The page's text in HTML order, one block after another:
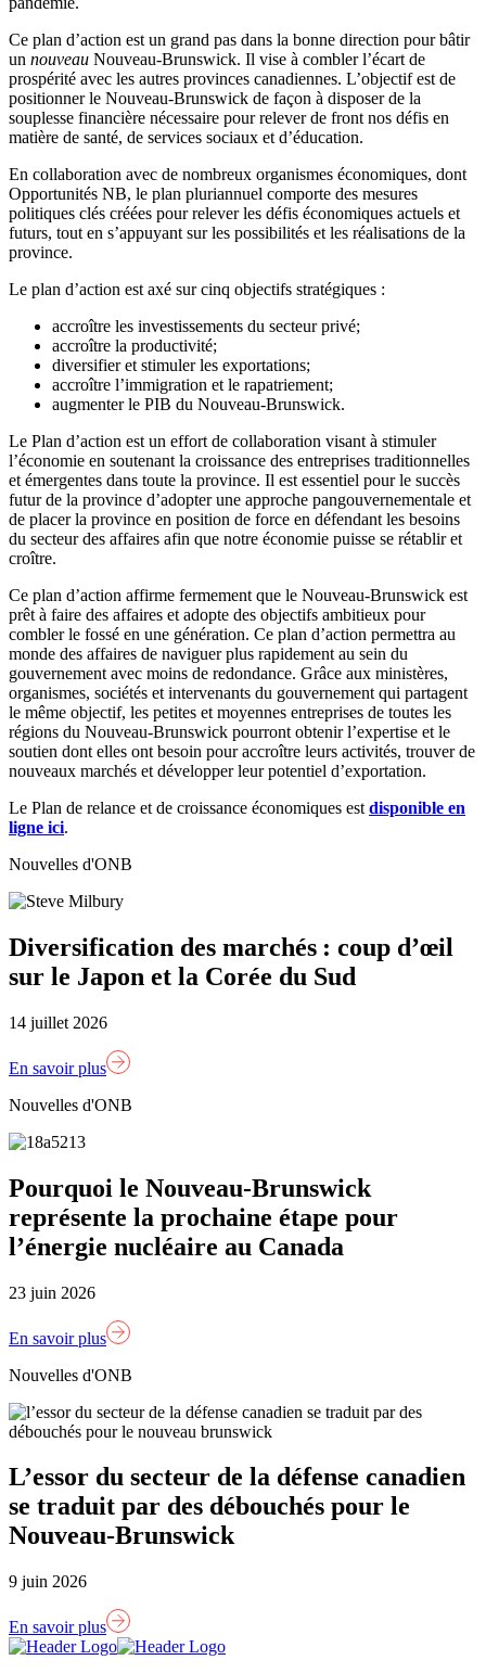
Ce plan d’action est un grand pas dans la bonne direction pour bâtir
un nouveau Nouveau-Brunswick. Il vise à combler l’écart de
prospérité avec les autres provinces canadiennes. L’objectif est de
positionner le Nouveau-Brunswick de façon à disposer de la
souplesse financière nécessaire pour relever de front nos défis en
matière de santé, de services sociaux et d’éducation.
En collaboration avec de nombreux organismes économiques, dont
Opportunités NB, le plan pluriannuel comporte des mesures
politiques clés créées pour relever les défis économiques actuels et
futurs, tout en s’appuyant sur les possibilités et les réalisations de la
province.
Le plan d’action est axé sur cinq objectifs stratégiques :
accroître les investissements du secteur privé;
accroître la productivité;
diversifier et stimuler les exportations;
accroître l’immigration et le rapatriement;
augmenter le PIB du Nouveau-Brunswick.
Le Plan d’action est un effort de collaboration visant à stimuler
l’économie en soutenant la croissance des entreprises traditionnelles
et émergentes dans toute la province. Il est essentiel pour le succès
futur de la province d’adopter une approche pangouvernementale et
de placer la province en position de force en défendant les besoins
du secteur des affaires afin que notre économie puisse se rétablir et
croître.
Ce plan d’action affirme fermement que le Nouveau-Brunswick est
prêt à faire des affaires et adopte des objectifs ambitieux pour
combler le fossé en une génération. Ce plan d’action permettra au
monde des affaires de naviguer plus rapidement au sein du
gouvernement avec moins de redondance. Grâce aux ministères,
organismes, sociétés et intervenants du gouvernement qui partagent
le même objectif, les petites et moyennes entreprises de toutes les
régions du Nouveau-Brunswick pourront obtenir l’expertise et le
soutien dont elles ont besoin pour accroître leurs activités, trouver de
nouveaux marchés et développer leur potentiel d’exportation.
Le Plan de relance et de croissance économiques est disponible en
ligne ici.
Nouvelles d'ONB
Diversification des marchés : coup d’œil
sur le Japon et la Corée du Sud
14 juillet 2026
En savoir plus
Nouvelles d'ONB
Pourquoi le Nouveau-Brunswick
représente la prochaine étape pour
l’énergie nucléaire au Canada
23 juin 2026
En savoir plus
Nouvelles d'ONB
L’essor du secteur de la défense canadien
se traduit par des débouchés pour le
Nouveau-Brunswick
9 juin 2026
En savoir plus
Lien